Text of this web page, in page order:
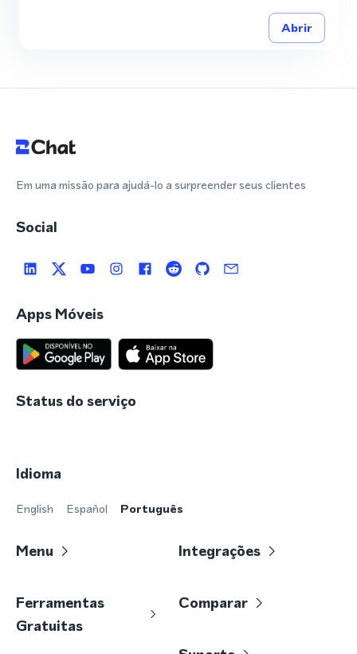
Abrir
Em uma missão para ajudá-lo a surpreender seus clientes
Social
Apps Móveis
Status do serviço
Idioma
English Español Português
Menu Integrações
Ferramentas
Gratuitas
Comparar